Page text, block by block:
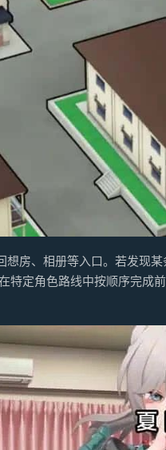
想房、相册等入口。若发现
特定角色路线中按顺序完